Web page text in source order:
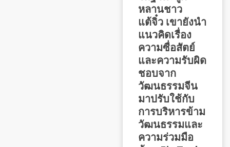
หลานชาว
แต้จิ๋ว เขายังนำ
แนวคิดเรื่อง
ความซื่อสัตย์
และความรับผิด
ชอบจาก
วัฒนธรรมจีน
มาปรับใช้กับ
การบริหารข้าม
วัฒนธรรมและ
ความร่วมมือ